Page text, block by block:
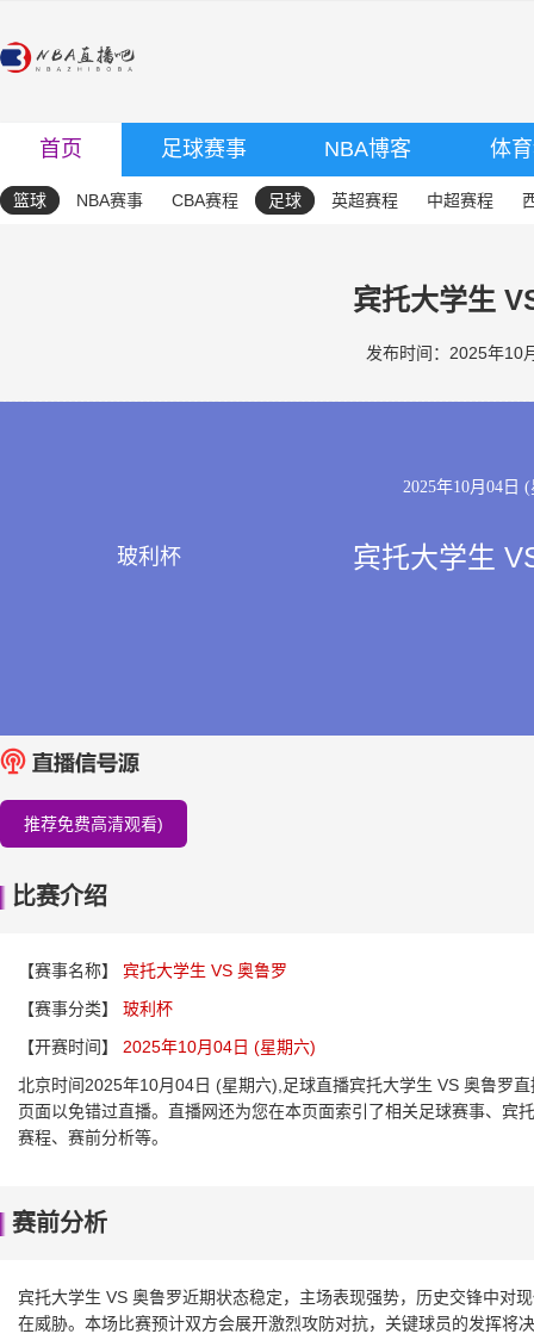
首页 足球赛事 NBA博客 体
篮球 NBA赛事 CBA赛程 足球 英超赛程 中超赛程
宾托大学生
发布时间：2025年10
2025年10月04日
玻利杯 宾托大学生
推荐免费高清观看)
比赛介绍
【赛事名称】
宾托大学生 VS 奥鲁罗
【赛事分类】
玻利杯
【开赛时间】
2025年10月04日 (星期六)
北京时间2025年10月04日 (星期六),足球直播宾托大学生 VS 奥鲁罗
页面以免错过直播。直播网还为您在本页面索引了相关足球赛事、宾
赛程、赛前分析等。
赛前分析
宾托大学生 VS 奥鲁罗近期状态稳定，主场表现强势，历史交锋中对
在威胁。本场比赛预计双方会展开激烈攻防对抗，关键球员的发挥将